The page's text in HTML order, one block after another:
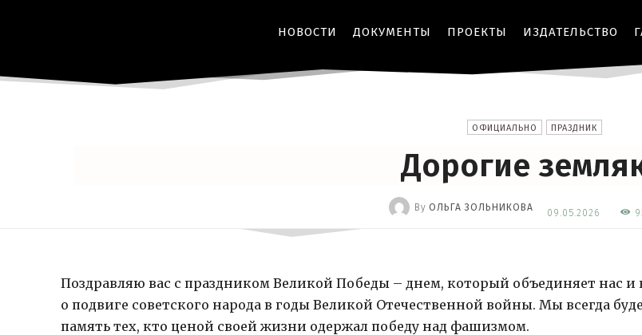
НОВОСТИ ДОКУМЕНТЫ ПРОЕКТЫ ИЗДАТЕЛЬСТВО
ОФИЦИАЛЬНО ПРАЗДНИК
Дорогие
By ОЛЬГА ЗОЛЬНИКОВА 09.05.2026
Поздравляю вас с праздником Великой Победы – днем, который объединяет нас и
о подвиге советского народа в годы Великой Отечественной войны. Мы всегда
память тех, кто ценой своей жизни одержал победу над фашизмом.